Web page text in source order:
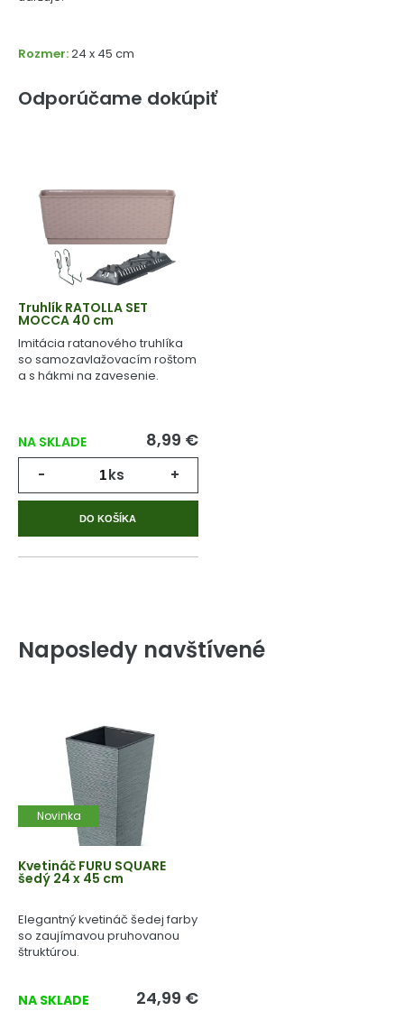
Rozmer:24 x 45 cm
Odporúčame dokúpiť
Truhlík RATOLLA SET
MOCCA 40 cm
Imitácia ratanového truhlíka
so samozavlažovacím roštom
a s hákmi na zavesenie.
NA SKLADE 8,99 €
- ks +
DO KOŠÍKA
Naposledy navštívené
Novinka
Kvetináč FURU SQUARE
šedý 24 x 45 cm
Elegantný kvetináč šedej farby
so zaujímavou pruhovanou
štruktúrou.
NA SKLADE 24,99 €